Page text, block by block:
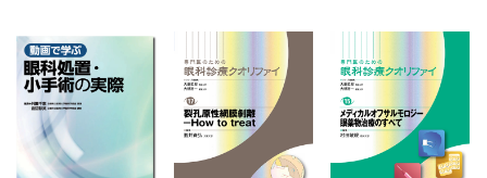
機種一覧 （板谷正紀）
文献
索引
網膜血管腫状増殖 （白神千恵子）
萎縮型加齢黄斑変性 （白木邦彦）
EV 抗VEGF療法における管理法 （湯澤美都子）
CQ 黄斑下血腫がみられる疾患の鑑別について教えてくださ
い （狩野麻里子）
特発性脈絡膜新生血管 （堀内康史）